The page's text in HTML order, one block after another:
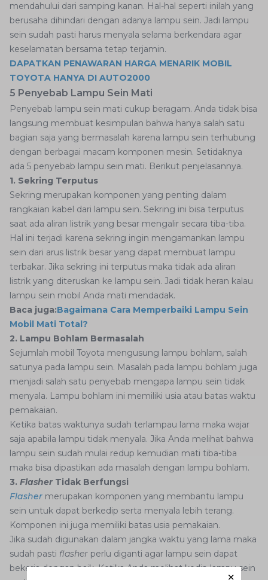
mendahului dari samping kanan. Hal-hal seperti inilah yang
berusaha dihindari dengan adanya lampu sein. Jadi lampu
sein sudah pasti harus menyala selama berkendara agar
keselamatan bersama tetap terjamin.
DAPATKAN PENAWARAN HARGA MENARIK MOBIL
TOYOTA HANYA DI AUTO2000
5 Penyebab Lampu Sein Mati
Penyebab lampu sein mati cukup beragam. Anda tidak bisa
langsung membuat kesimpulan bahwa hanya salah satu
bagian saja yang bermasalah karena lampu sein terhubung
dengan berbagai macam komponen mesin. Setidaknya
ada 5 penyebab lampu sein mati. Berikut penjelasannya.
1. Sekring Terputus
Sekring merupakan komponen yang penting dalam
rangkaian kabel dari lampu sein. Sekring ini bisa terputus
saat ada aliran listrik yang besar mengalir secara tiba-tiba.
Hal ini terjadi karena sekring ingin mengamankan lampu
sein dari arus listrik besar yang dapat membuat lampu
terbakar. Jika sekring ini terputus maka tidak ada aliran
listrik yang diteruskan ke lampu sein. Jadi tidak heran kalau
lampu sein mobil Anda mati mendadak.
Baca juga:Bagaimana Cara Memperbaiki Lampu Sein
Mobil Mati Total?
2. Lampu Bohlam Bermasalah
Sejumlah mobil Toyota mengusung lampu bohlam, salah
satunya pada lampu sein. Masalah pada lampu bohlam juga
menjadi salah satu penyebab mengapa lampu sein tidak
menyala. Lampu bohlam ini memiliki usia atau batas waktu
pemakaian.
Ketika batas waktunya sudah terlampau lama maka wajar
saja apabila lampu tidak menyala. Jika Anda melihat bahwa
lampu sein sudah mulai redup kemudian mati tiba-tiba
maka bisa dipastikan ada masalah dengan lampu bohlam.
3. Flasher Tidak Berfungsi
Flasher merupakan komponen yang membantu lampu
sein untuk dapat berkedip serta menyala lebih terang.
Komponen ini juga memiliki batas usia pemakaian.
Jika sudah digunakan dalam jangka waktu yang lama maka
sudah pasti flasher perlu diganti agar lampu sein dapat
bekerja dengan baik. Ketika Anda melihat kedip lampu sein